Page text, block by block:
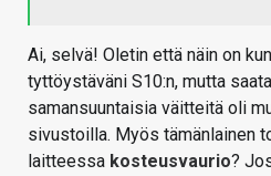
Ai, selvä! Oletin että näin on
tyttöystäväni S10:n, mutta
samansuuntaisia väitteitä oli
sivustoilla. Myös tämänlainen
laitteessa kosteusvaurio?